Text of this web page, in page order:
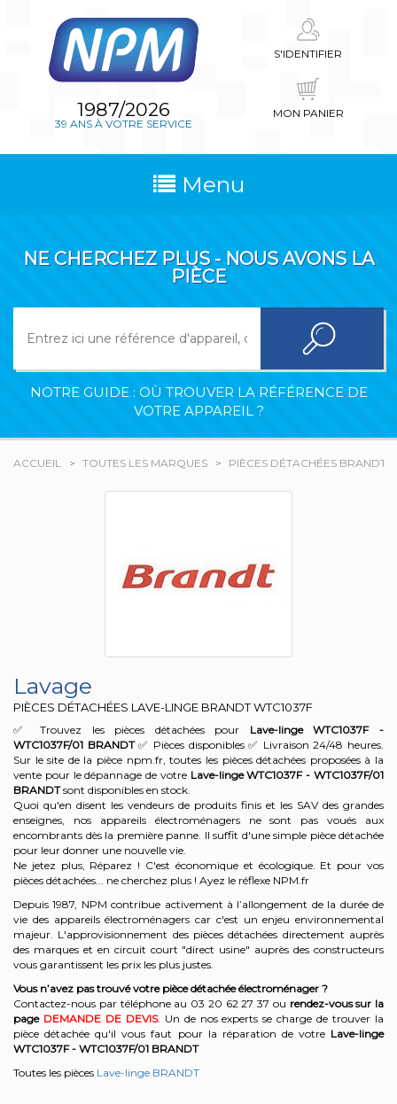
1987/2026
39 ANS À VOTRE SERVICE
S'IDENTIFIER
MON PANIER
Menu
NE CHERCHEZ PLUS - NOUS AVONS LA
PIÈCE
NOTRE GUIDE : OÙ TROUVER LA RÉFÉRENCE DE
VOTRE APPAREIL ?
ACCUEIL TOUTES LES MARQUES PIÈCES DÉTACHÉES BRANDT
Lavage
PIÈCES DÉTACHÉES LAVE-LINGE BRANDTWTC1037F
✅ Trouvez les pièces détachées pour Lave-linge WTC1037F -
WTC1037F/01 BRANDT✅ Pièces disponibles ✅ Livraison 24/48 heures.
Sur le site de la pièce npm.fr, toutes les pièces détachées proposées à la
vente pour le dépannage de votre Lave-linge WTC1037F - WTC1037F/01
BRANDTsont disponibles en stock.
Quoi qu'en disent les vendeurs de produits finis et les SAV des grandes
enseignes, nos appareils électroménagers ne sont pas voués aux
encombrants dès la première panne. Il suffit d'une simple pièce détachée
pour leur donner une nouvelle vie.
Ne jetez plus, Réparez ! C'est économique et écologique. Et pour vos
pièces détachées... ne cherchez plus ! Ayez le réflexe NPM.fr
Depuis 1987, NPM contribue activement à l’allongement de la durée de
vie des appareils électroménagers car c'est un enjeu environnemental
majeur. L'approvisionnement des pièces détachées directement auprès
des marques et en circuit court "direct usine" auprès des constructeurs
vous garantissent les prix les plus justes.
Vous n’avez pas trouvé votre pièce détachée électroménager ?
Contactez-nous par téléphone au 03 20 62 27 37 ou rendez-vous sur la
page DEMANDE DE DEVIS. Un de nos experts se charge de trouver la
pièce détachée qu'il vous faut pour la réparation de votre Lave-linge
WTC1037F - WTC1037F/01 BRANDT
Toutes les pièces Lave-linge BRANDT